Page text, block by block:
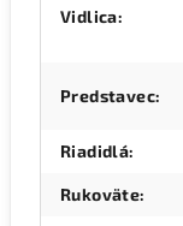
Vidlica:
Predstavec:
Riadidlá:
Rukoväte: